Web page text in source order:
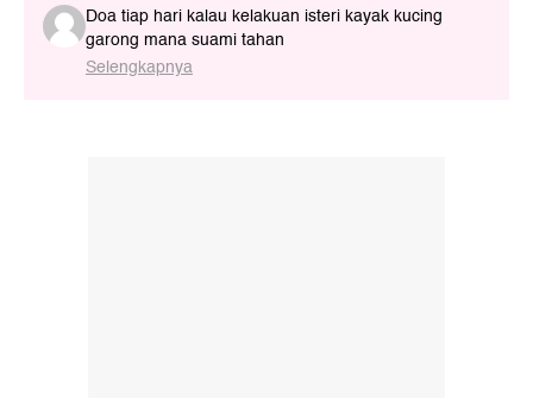
Doa tiap hari kalau kelakuan isteri kayak kucing
garong mana suami tahan
Selengkapnya